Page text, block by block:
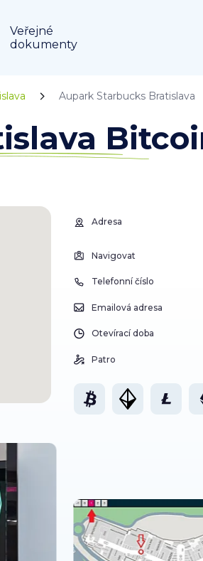
Veřejné
dokumenty
Aupark Starbucks Bratislava
Adresa
Navigovat
Telefonní číslo
Emailová adresa
Otevírací doba
Patro